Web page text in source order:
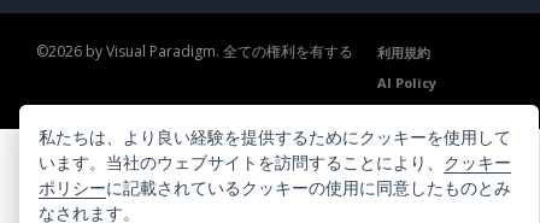
©2026 by Visual Paradigm. 全ての権利を有する
利用規約
AI Policy
私たちは、より良い経験を提供するためにクッキーを使用して
います。当社のウェブサイトを訪問することにより、 クッキー
ポリシーに記載されているクッキーの使用に同意したものとみ
なされます。